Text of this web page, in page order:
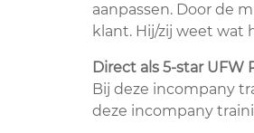
aanpassen. Door de
klant. Hij/zij weet wat
Direct als 5-star UFW
Bij deze incompany
deze incompany